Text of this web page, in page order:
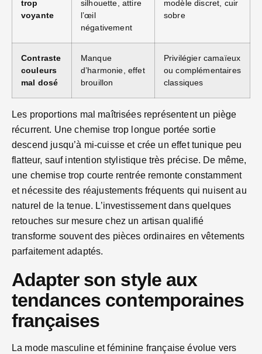
trop
voyante
silhouette, attire
l’œil
négativement
modèle discret, cuir
sobre
Contraste
couleurs
mal dosé
Manque
d’harmonie, effet
brouillon
Privilégier camaïeux
ou complémentaires
classiques
Les proportions mal maîtrisées représentent un piège
récurrent. Une chemise trop longue portée sortie
descend jusqu’à mi-cuisse et crée un effet tunique peu
flatteur, sauf intention stylistique très précise. De même,
une chemise trop courte rentrée remonte constamment
et nécessite des réajustements fréquents qui nuisent au
naturel de la tenue. L’investissement dans quelques
retouches sur mesure chez un artisan qualifié
transforme souvent des pièces ordinaires en vêtements
parfaitement adaptés.
Adapter son style aux
tendances contemporaines
françaises
La mode masculine et féminine française évolue vers